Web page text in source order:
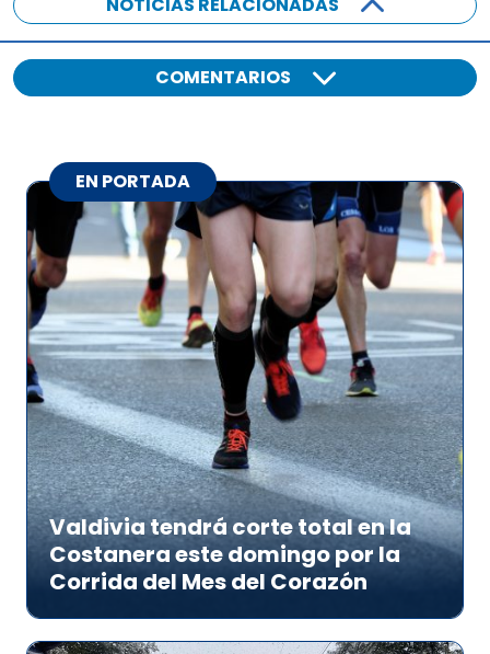
NOTICIAS RELACIONADAS
COMENTARIOS
EN PORTADA
Valdivia tendrá corte total en la
Costanera este domingo por la
Corrida del Mes del Corazón